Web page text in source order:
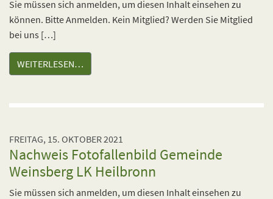
Sie müssen sich anmelden, um diesen Inhalt einsehen zu
können. Bitte Anmelden. Kein Mitglied? Werden Sie Mitglied
bei uns […]
WEITERLESEN…
FREITAG, 15. OKTOBER 2021
Nachweis Fotofallenbild Gemeinde
Weinsberg LK Heilbronn
Sie müssen sich anmelden, um diesen Inhalt einsehen zu